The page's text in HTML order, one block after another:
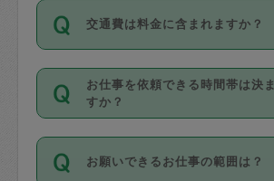
を行う際にご入力ください。
ル登録時にはご入力いただか
丈夫です。
デビットカード・プリペイド
リカ、au WALLETなど）は支
銀行振込や現金払いも対応して
依頼には「スポット」と「定
隔週）」があり、「定期」の
ポット」よりお得な料金でご
す。
定期の最低利用回数は設けて
りに、一定数を超えたキャン
交通費は料金に含まれますか？
交通費は依頼料金とは別途発
料金のご請求と合わせてお支
ます。交通費の金額は「依頼
お仕事を依頼できる時間帯は決
すか？
時間帯は3種類あります。い
たり３時間です。
お願いできるお仕事の範囲は？